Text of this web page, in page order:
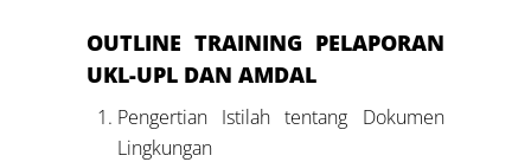
OUTLINE TRAINING PELAPORAN
UKL-UPL DAN AMDAL
Pengertian Istilah tentang Dokumen
Lingkungan